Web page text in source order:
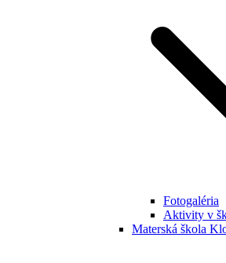
Fotogaléria
Aktivity v
Materská škola